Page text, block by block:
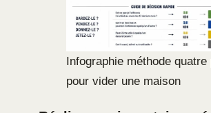
Infographie méthode quatre
pour vider une maison